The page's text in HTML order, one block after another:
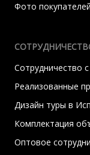
Фото покупателей
Сотрудничество
Реализованные
Дизайн туры в
Комплектация
Оптовое